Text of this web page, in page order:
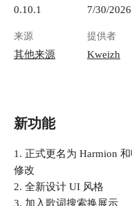
0.10.1 7/30/2026
来源
其他来源
提供者
Kweizh
新功能
1. 正式更名为 Harmion
修改
2. 全新设计 UI 风格
3. 加入歌词搜索换展示